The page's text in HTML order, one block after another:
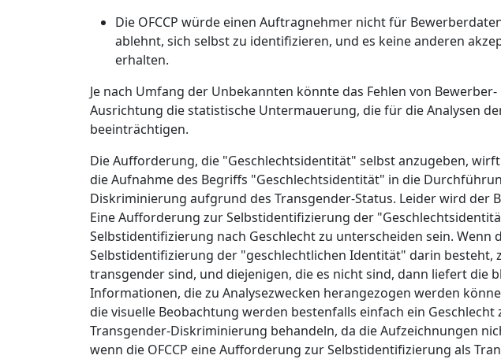
Die OFCCP würde einen Auftragnehmer nicht für
ablehnt, sich selbst zu identifizieren, und es keine anderen
erhalten.
Je nach Umfang der Unbekannten könnte das Fehlen von
Ausrichtung die statistische Untermauerung, die für die Analysen
beeinträchtigen.
Die Aufforderung, die "Geschlechtsidentität" selbst anzugeben,
die Aufnahme des Begriffs "Geschlechtsidentität" in die
Diskriminierung aufgrund des Transgender-Status. Leider wird der
Eine Aufforderung zur Selbstidentifizierung der
Selbstidentifizierung nach Geschlecht zu unterscheiden sein.
Selbstidentifizierung der "geschlechtlichen Identität" darin besteht,
transgender sind, und diejenigen, die es nicht sind, dann liefert die
Informationen, die zu Analysezwecken herangezogen werden
die visuelle Beobachtung werden bestenfalls einfach ein
Transgender-Diskriminierung behandeln, da die Aufzeichnungen
wenn die OFCCP eine Aufforderung zur Selbstidentifizierung als